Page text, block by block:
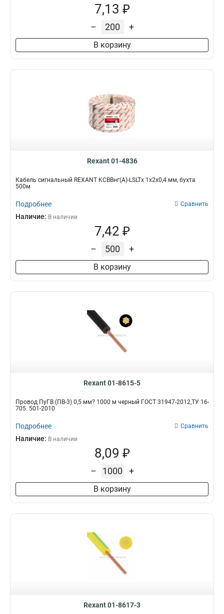
7,13 ₽
– +
В корзину
Rexant 01-4836
Кабель сигнальный REXANT KСВВнг(А)-LSLTx 1x2х0,4 мм, бухта
500м
Подробнее Сравнить
Наличие: В наличии
7,42 ₽
– +
В корзину
Rexant 01-8615-5
Провод ПуГВ (ПВ-3) 0,5 мм? 1000 м черный ГОСТ 31947-2012,ТУ 16-
705. 501-2010
Подробнее Сравнить
Наличие: В наличии
8,09 ₽
– +
В корзину
Rexant 01-8617-3